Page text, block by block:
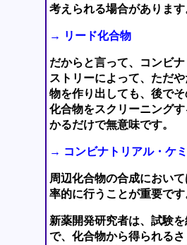
考えられる場合があります
→ リード化合物
だからと言って、コンビナ
ストリーによって、ただ
物を作り出しても、後で
化合物をスクリーニング
かるだけで無意味です。
→ コンビナトリアル・ケ
周辺化合物の合成におい
率的に行うことが重要です
新薬開発研究者は、試験
で、化合物から得られる